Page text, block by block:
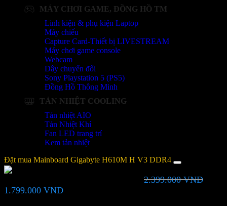
MÁY CHƠI GAME, ĐỒNG HỒ TM
Linh kiện & phụ kiện Laptop
Máy chiếu
Capture Card-Thiết bị LIVESTREAM
Máy chơi game console
Webcam
Dây chuyển đổi
Sony Playstation 5 (PS5)
Đồng Hồ Thông Minh
TẢN NHIỆT COOLING
Tản nhiệt AIO
Tản Nhiệt Khí
Fan LED trang trí
Kem tản nhiệt
Đặt mua Mainboard Gigabyte H610M H V3 DDR4
2.399.000VND
Giá
1.799.000 VNDGiá